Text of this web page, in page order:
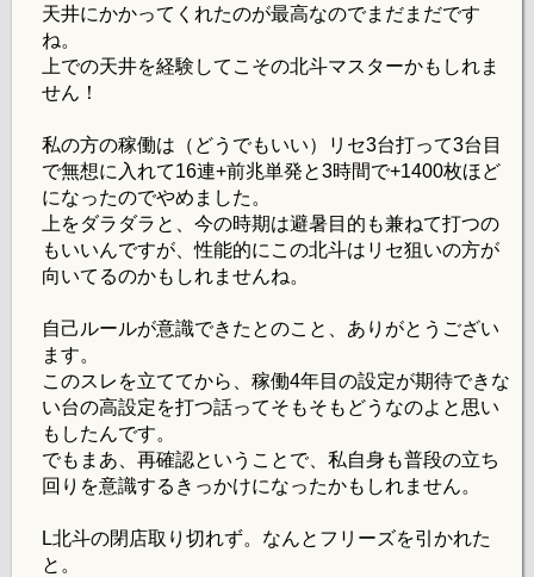
天井にかかってくれたのが最高なのでまだまだです
ね。
上での天井を経験してこその北斗マスターかもしれま
せん！
私の方の稼働は（どうでもいい）リセ3台打って3台目
で無想に入れて16連+前兆単発と3時間で+1400枚ほど
になったのでやめました。
上をダラダラと、今の時期は避暑目的も兼ねて打つの
もいいんですが、性能的にこの北斗はリセ狙いの方が
向いてるのかもしれませんね。
自己ルールが意識できたとのこと、ありがとうござい
ます。
このスレを立ててから、稼働4年目の設定が期待できな
い台の高設定を打つ話ってそもそもどうなのよと思い
もしたんです。
でもまあ、再確認ということで、私自身も普段の立ち
回りを意識するきっかけになったかもしれません。
L北斗の閉店取り切れず。なんとフリーズを引かれた
と。